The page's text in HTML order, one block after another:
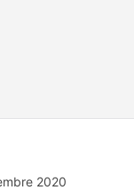
2020